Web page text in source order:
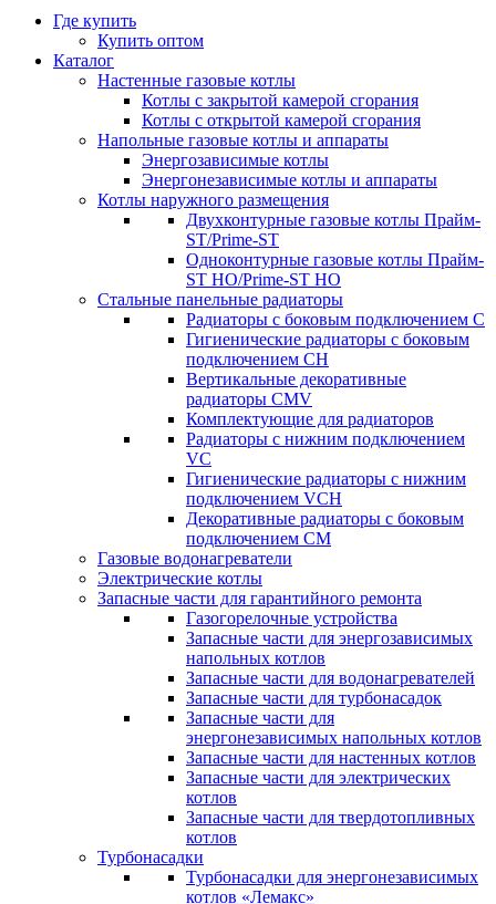
Где купить
Купить оптом
Каталог
Настенные газовые котлы
Котлы с закрытой камерой сгорания
Котлы с открытой камерой сгорания
Напольные газовые котлы и аппараты
Энергозависимые котлы
Энергонезависимые котлы и аппараты
Котлы наружного размещения
Двухконтурные газовые котлы Прайм-
ST/Prime-ST
Одноконтурные газовые котлы Прайм-
ST HO/Prime-ST HO
Стальные панельные радиаторы
Радиаторы c боковым подключением C
Гигиенические радиаторы c боковым
подключением CH
Вертикальные декоративные
радиаторы CMV
Комплектующие для радиаторов
Радиаторы c нижним подключением
VC
Гигиенические радиаторы c нижним
подключением VCH
Декоративные радиаторы с боковым
подключением CM
Газовые водонагреватели
Электрические котлы
Запасные части для гарантийного ремонта
Газогорелочные устройства
Запасные части для энергозависимых
напольных котлов
Запасные части для водонагревателей
Запасные части для турбонасадок
Запасные части для
энергонезависимых напольных котлов
Запасные части для настенных котлов
Запасные части для электрических
котлов
Запасные части для твердотопливных
котлов
Турбонасадки
Турбонасадки для энергонезависимых
котлов «Лемакс»